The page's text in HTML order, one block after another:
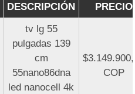
DESCRIPCIÓN PRECIO
tv lg 55
pulgadas 139
cm
55nano86dna
led nanocell 4k
COP